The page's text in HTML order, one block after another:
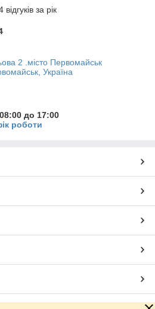
за рік
2 .місто Первомайськ
Україна
до 17:00
роботи